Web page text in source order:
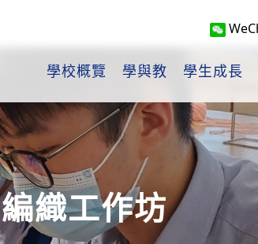
學校概覽 學與教 學生成長
織工作坊